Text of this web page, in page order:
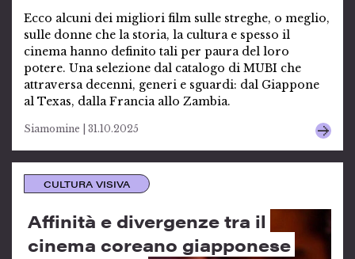
Ecco alcuni dei migliori film sulle streghe, o meglio,
sulle donne che la storia, la cultura e spesso il
cinema hanno definito tali per paura del loro
potere. Una selezione dal catalogo di MUBI che
attraversa decenni, generi e sguardi: dal Giappone
al Texas, dalla Francia allo Zambia.
Siamomine | 31.10.2025
CULTURA VISIVA
Affinità e divergenze tra il
cinema coreano giapponese